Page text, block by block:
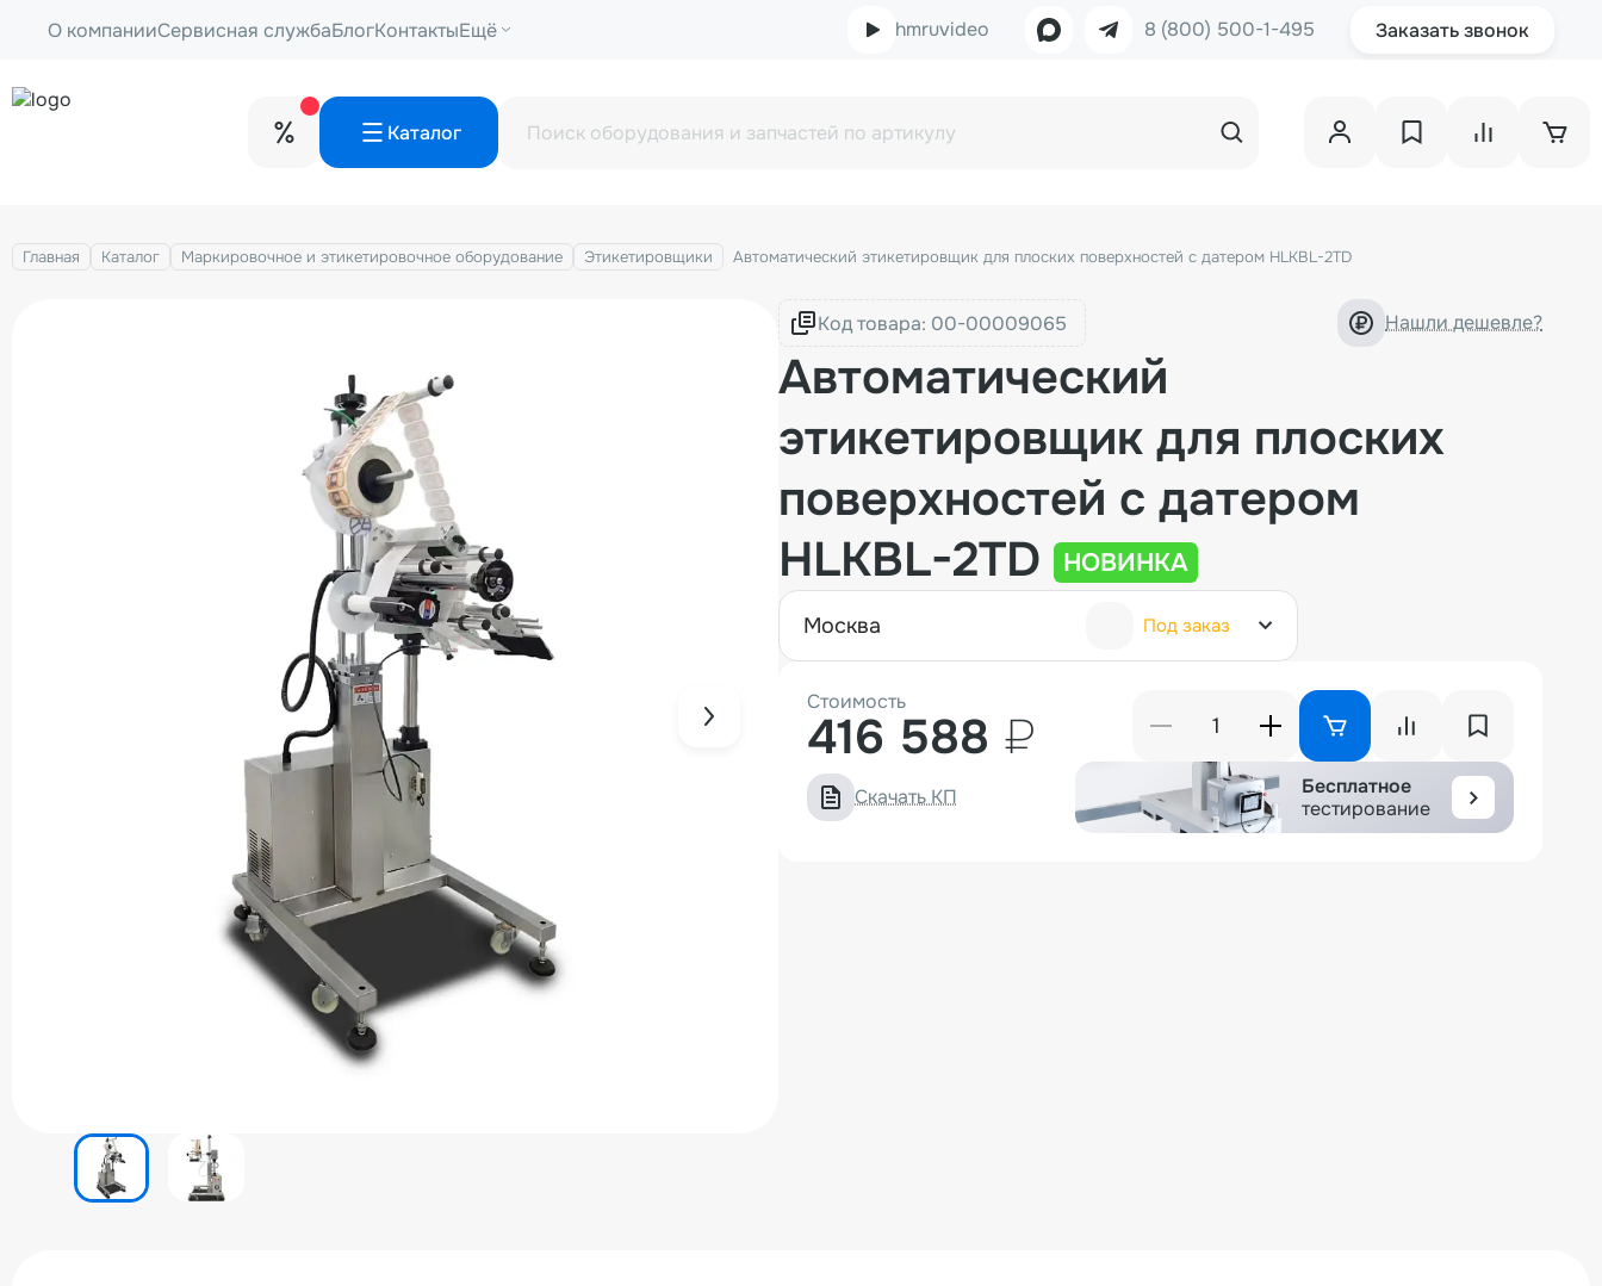
О компанииСервисная службаБлогКонтактыЕщё hmruvideo 8 (800) 500-1-495 Заказать звонок
Каталог
Главная Каталог Маркировочное и этикетировочное оборудование Этикетировщики Автоматический этикетировщик для плоских поверхностей с датером HLKBL-2TD
Код товара: Нашли дешевле?
Автоматический
этикетировщик для плоских
поверхностей с датером
HLKBL-2TD
НОВИНКА
москва Под заказ
Стоимость
416 588 ₽
Скачать КП
Бесплатное
тестирование